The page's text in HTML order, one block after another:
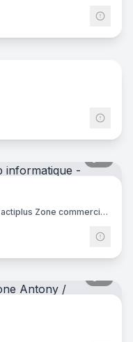
17
Zone Industriel St Joseph bâtiment actiplus Zone commerciale Hyper U, 04100 Manosque